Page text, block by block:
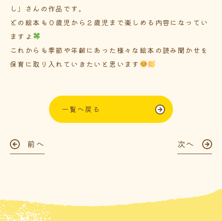
し」さんの作品です。
どの絵本も０歳児から２歳児まで楽しめる内容になってい
ますよ
これからも季節や年齢にあった様々な絵本の読み聞かせを
保育に取り入れていきたいと思います
一覧へ戻る
前へ 次へ